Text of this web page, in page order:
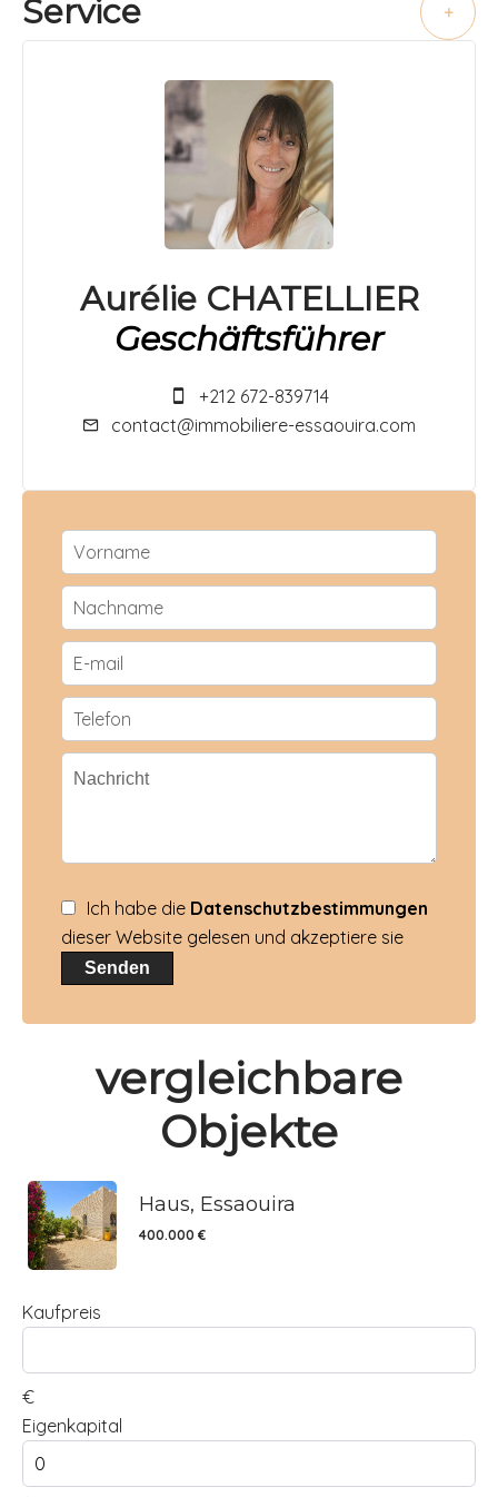
Service +
Aurélie CHATELLIER
Geschäftsführer
+212 672-839714
contact@immobiliere-essaouira.com
Ich habe die Datenschutzbestimmungen
dieser Website gelesen und akzeptiere sie
Senden
vergleichbare
Objekte
Haus, Essaouira
400.000 €
Kaufpreis
€
Eigenkapital